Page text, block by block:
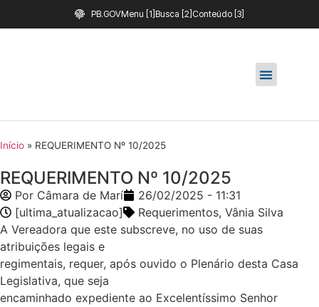
PB.GOVMenu [1] Busca [2] Conteúdo [3]
Início » REQUERIMENTO Nº 10/2025
REQUERIMENTO Nº 10/2025
Por Câmara de Marí
26/02/2025 - 11:31
[ultima_atualizacao]
Requerimentos, Vânia Silva
A Vereadora que este subscreve, no uso de suas
atribuições legais e
regimentais, requer, após ouvido o Plenário desta Casa
Legislativa, que seja
encaminhado expediente ao Excelentíssimo Senhor